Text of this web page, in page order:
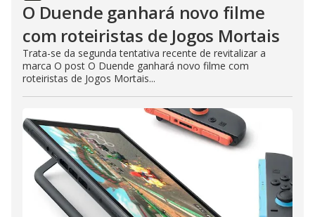
O Duende ganhará novo filme
com roteiristas de Jogos Mortais
Trata-se da segunda tentativa recente de revitalizar a
marca O post O Duende ganhará novo filme com
roteiristas de Jogos Mortais...